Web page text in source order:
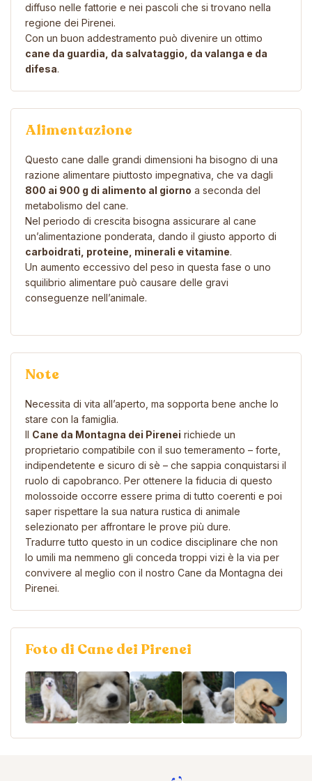
diffuso nelle fattorie e nei pascoli che si trovano nella
regione dei Pirenei.
Con un buon addestramento può divenire un ottimo
cane da guardia, da salvataggio, da valanga e da
difesa.
Alimentazione
Questo cane dalle grandi dimensioni ha bisogno di una
razione alimentare piuttosto impegnativa, che va dagli
800 ai 900 g di alimento al giorno a seconda del
metabolismo del cane.
Nel periodo di crescita bisogna assicurare al cane
un’alimentazione ponderata, dando il giusto apporto di
carboidrati, proteine, minerali e vitamine.
Un aumento eccessivo del peso in questa fase o uno
squilibrio alimentare può causare delle gravi
conseguenze nell’animale.
Note
Necessita di vita all’aperto, ma sopporta bene anche lo
stare con la famiglia.
Il Cane da Montagna dei Pirenei richiede un
proprietario compatibile con il suo temeramento – forte,
indipendetente e sicuro di sè – che sappia conquistarsi il
ruolo di capobranco. Per ottenere la fiducia di questo
molossoide occorre essere prima di tutto coerenti e poi
saper rispettare la sua natura rustica di animale
selezionato per affrontare le prove più dure.
Tradurre tutto questo in un codice disciplinare che non
lo umili ma nemmeno gli conceda troppi vizi è la via per
convivere al meglio con il nostro Cane da Montagna dei
Pirenei.
Foto di Cane dei Pirenei